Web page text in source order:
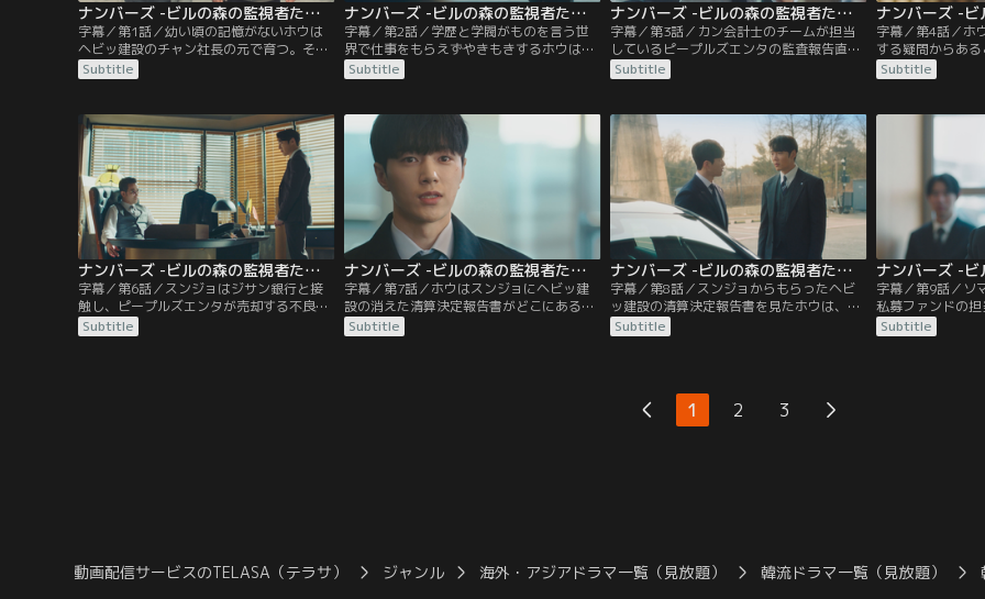
ナンバーズ -ビルの森の監視者たち- 第01話／字幕
字幕／第1話／幼い頃の記憶がないホウは
ヘビッ建設のチャン社長の元で育つ。そん
なある日、チャン社長は会社の倒産を言い
渡され自殺してしまう。ホウは死の原因を
し、必死に勉強をする。そして、チャン社
長に倒産を言い渡したテイル会計法人に入
社するが…。
Subtitle
ナンバーズ -ビルの森の監視者たち- 第02話／字幕
字幕／第2話／学歴と学閥がものを言う世
界で仕事をもらえずやきもきするホウは、
もどかしい気持ちで会社の屋上へと向か
う。すると、そこには入社してからホウが
い渡した張本人であるスンジョがいた。そ
こで、ホウはスンジョからあることを言わ
れるが…。
Subtitle
ナンバーズ -ビルの森の監視者たち- 第03話／字幕
字幕／第3話／カン会計士のチームが担当
しているピープルズエンタの監査報告直
前、重要な書類がそろっていないという問
題が発生する。その様子を見ていたホウは
と出向く。そして、ホウが見事に書類を回
収すると、カン会計士のチームに配属され
ることになり…。
Subtitle
字幕／第4話／ホ
する疑問からあ
士は、ピープル
副代表ジェギュ
渡す。それを知
するが…。
Subtitle
ナンバーズ -ビルの森の監視者たち- 第06話／字幕
字幕／第6話／スンジョはジサン銀行と接
触し、ピープルズエンタが売却する不良債
権の内容を変えてしまう。それを知ったジ
ェギュンは憤慨するが、スンジョからサン
Subtitle
ナンバーズ -ビルの森の監視者たち- 第07話／字幕
字幕／第7話／ホウはスンジョにヘビッ建
設の消えた清算決定報告書がどこにあるの
か問い詰める。すると、スンジョはホウに
ヘビッ建設の清算決定報告書を渡す代わり
Subtitle
ナンバーズ -ビルの森の監視者たち- 第08話／字幕
字幕／第8話／スンジョからもらったヘビ
ッ建設の清算決定報告書を見たホウは、報
告書は2つあり、その内容は正反対の結果
であったと気づく。報告書がすり替えられ
くが、たどり着いた先で衝撃の事実を知
り…。
Subtitle
字幕／第9話／ソ
私募ファンドの
なんとチャン社
恋人ジスだった
Subtitle
1 2 3
動画配信サービスのTELASA（テラサ） ジャンル 海外・アジアドラマ一覧（見放題） 韓流ドラマ一覧（見放題）